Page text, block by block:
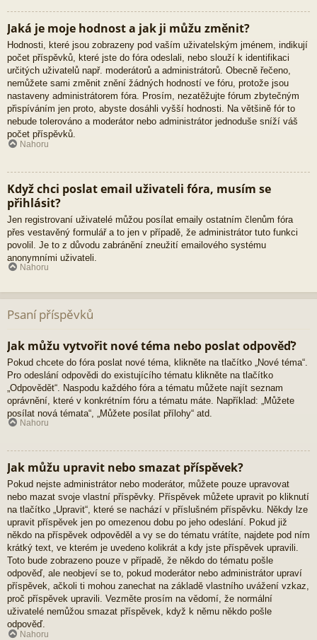
Jaká je moje hodnost a jak ji můžu změnit?
Hodnosti, které jsou zobrazeny pod vaším uživatelským jménem, indikují
počet příspěvků, které jste do fóra odeslali, nebo slouží k identifikaci
určitých uživatelů např. moderátorů a administrátorů. Obecně řečeno,
nemůžete sami změnit znění žádných hodností ve fóru, protože jsou
nastaveny administrátorem fóra. Prosím, nezatěžujte fórum zbytečným
přispíváním jen proto, abyste dosáhli vyšší hodnosti. Na většině fór to
nebude tolerováno a moderátor nebo administrátor jednoduše sníží váš
počet příspěvků.
Nahoru
Když chci poslat email uživateli fóra, musím se
přihlásit?
Jen registrovaní uživatelé můžou posílat emaily ostatním členům fóra
přes vestavěný formulář a to jen v případě, že administrátor tuto funkci
povolil. Je to z důvodu zabránění zneužití emailového systému
anonymními uživateli.
Nahoru
Psaní příspěvků
Jak můžu vytvořit nové téma nebo poslat odpověď?
Pokud chcete do fóra poslat nové téma, klikněte na tlačítko „Nové téma“.
Pro odeslání odpovědi do existujícího tématu klikněte na tlačítko
„Odpovědět“. Naspodu každého fóra a tématu můžete najít seznam
oprávnění, které v konkrétním fóru a tématu máte. Například: „Můžete
posílat nová témata“, „Můžete posílat přílohy“ atd.
Nahoru
Jak můžu upravit nebo smazat příspěvek?
Pokud nejste administrátor nebo moderátor, můžete pouze upravovat
nebo mazat svoje vlastní příspěvky. Příspěvek můžete upravit po kliknutí
na tlačítko „Upravit“, které se nachází v příslušném příspěvku. Někdy lze
upravit příspěvek jen po omezenou dobu po jeho odeslání. Pokud již
někdo na příspěvek odpověděl a vy se do tématu vrátíte, najdete pod ním
krátký text, ve kterém je uvedeno kolikrát a kdy jste příspěvek upravili.
Toto bude zobrazeno pouze v případě, že někdo do tématu pošle
odpověď, ale neobjeví se to, pokud moderátor nebo administrátor upraví
příspěvek, ačkoli ti mohou zanechat na základě vlastního uvážení vzkaz,
proč příspěvek upravili. Vezměte prosím na vědomí, že normální
uživatelé nemůžou smazat příspěvek, když k němu někdo pošle
odpověď.
Nahoru